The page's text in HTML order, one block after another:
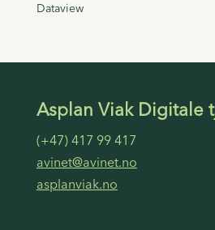
Dataview
Asplan Viak Digitale
(+47) 417 99 417
avinet@avinet.no
asplanviak.no